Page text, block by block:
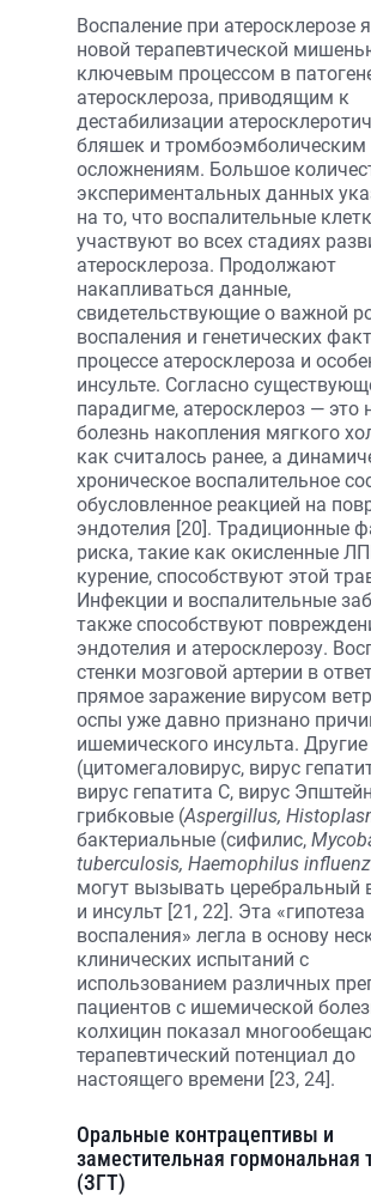
Воспаление при атеросклерозе
новой терапевтической
ключевым процессом в
атеросклероза, приводящим к
дестабилизации
бляшек и тромбоэмболическим
осложнениям. Большое
экспериментальных данных
на то, что воспалительные
участвуют во всех стадиях
атеросклероза. Продолжают
накапливаться данные,
свидетельствующие о важной
воспаления и генетических
процессе атеросклероза и
инсульте. Согласно
парадигме, атеросклероз — это
болезнь накопления мягкого
как считалось ранее, а
хроническое воспалительное
обусловленное реакцией на
эндотелия [20]. Традиционные
риска, такие как окисленные
курение, способствуют этой
Инфекции и воспалительные
также способствуют
эндотелия и атеросклерозу.
стенки мозговой артерии в
прямое заражение вирусом
оспы уже давно признано
ишемического инсульта.
(цитомегаловирус, вирус
вирус гепатита С, вирус
грибковые (Aspergillus,
бактериальные (сифилис,
tuberculosis, Haemophilus
могут вызывать церебральный
и инсульт [21, 22]. Эта «гипотеза
воспаления» легла в основу
клинических испытаний с
использованием различных
пациентов с ишемической
колхицин показал
терапевтический потенциал до
настоящего времени [23, 24].
Оральные контрацептивы и
заместительная гормональная
(ЗГТ)